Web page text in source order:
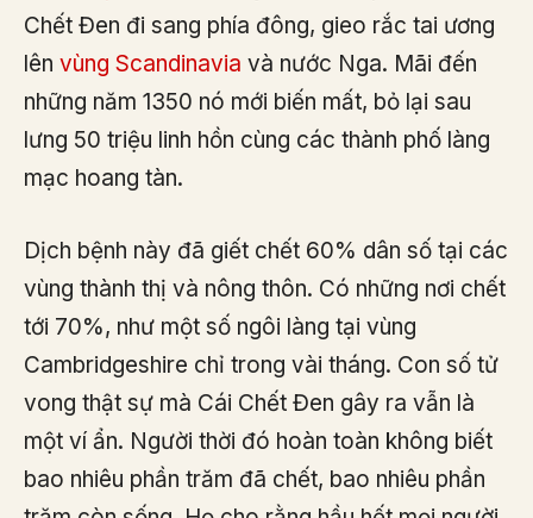
Chết Đen đi sang phía đông, gieo rắc tai ương
lên vùng Scandinavia và nước Nga. Mãi đến
những năm 1350 nó mới biến mất, bỏ lại sau
lưng 50 triệu linh hồn cùng các thành phố làng
mạc hoang tàn.
Dịch bệnh này đã giết chết 60% dân số tại các
vùng thành thị và nông thôn. Có những nơi chết
tới 70%, như một số ngôi làng tại vùng
Cambridgeshire chỉ trong vài tháng. Con số tử
vong thật sự mà Cái Chết Đen gây ra vẫn là
một ví ẩn. Người thời đó hoàn toàn không biết
bao nhiêu phần trăm đã chết, bao nhiêu phần